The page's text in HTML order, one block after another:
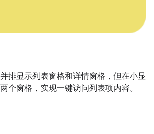
排显示列表窗格和详情窗格，但在小显
个窗格，实现一键访问列表项内容。